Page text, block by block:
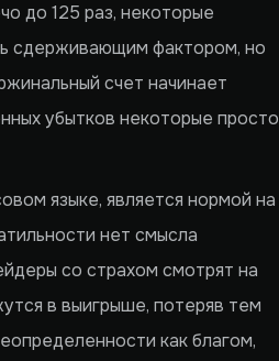
до 125 раз, некоторые
сдерживающим фактором, но
счет начинает
убытков некоторые просто
языке, является нормой на
нет смысла
со страхом смотрят на
в выигрыше, потеряв тем
как благом,